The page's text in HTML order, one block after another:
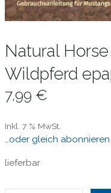
Natural Horse
Wildpferd
7,99 €
Inkl. 7 % MwSt.
…oder gleich
lieferbar